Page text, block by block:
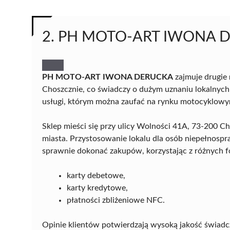
2. PH MOTO-ART IWONA
PH MOTO-ART IWONA DERUCKA zajmuje
Choszcznie, co świadczy o dużym uznaniu
usługi, którym można zaufać na rynku
Sklep mieści się przy ulicy Wolności 41A, 73-200
miasta. Przystosowanie lokalu dla osób
sprawnie dokonać zakupów, korzystając z różnych
karty debetowe,
karty kredytowe,
płatności zbliżeniowe NFC.
Opinie klientów potwierdzają wysoką jakość